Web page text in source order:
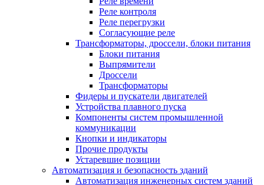
Реле контроля
Реле перегрузки
Согласующие реле
Трансформаторы, дроссели, блоки питания
Блоки питания
Выпрямители
Дроссели
Трансформаторы
Фидеры и пускатели двигателей
Устройства плавного пуска
Компоненты систем промышленной
коммуникации
Кнопки и индикаторы
Прочие продукты
Устаревшие позиции
Автоматизация и безопасность зданий
Автоматизация инженерных систем зданий